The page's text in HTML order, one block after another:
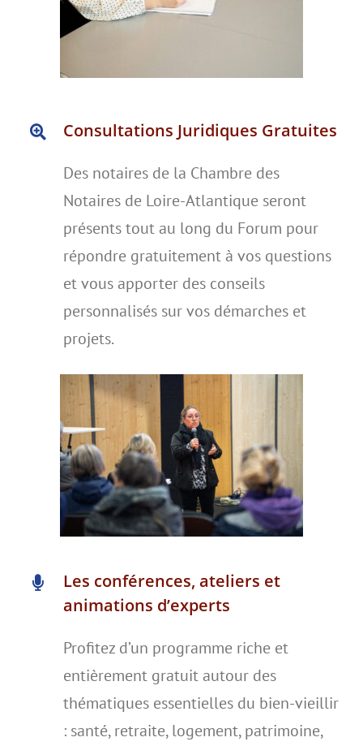
Consultations Juridiques Gratuites
Des notaires de la Chambre des
Notaires de Loire-Atlantique seront
présents tout au long du Forum pour
répondre gratuitement à vos questions
et vous apporter des conseils
personnalisés sur vos démarches et
projets.
Les conférences, ateliers et
animations d’experts
Profitez d’un programme riche et
entièrement gratuit autour des
thématiques essentielles du bien-vieillir
: santé, retraite, logement, patrimoine,